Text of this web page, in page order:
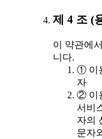
제 4 조 (
이 약관에
니다.
① 이
자
② 이
서비
자의
문자